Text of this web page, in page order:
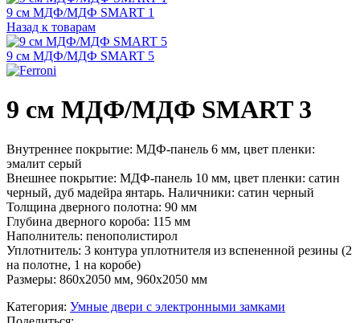
9 см МДФ/МДФ SMART 1
Назад к товарам
9 см МДФ/МДФ SMART 5
9 см МДФ/МДФ SMART 3
Внутреннее покрытие: МДФ-панель 6 мм, цвет пленки:
эмалит серый
Внешнее покрытие: МДФ-панель 10 мм, цвет пленки: сатин
черный, дуб мадейра янтарь. Наличники: сатин черный
Толщина дверного полотна: 90 мм
Глубина дверного короба: 115 мм
Наполнитель: пенополистирол
Уплотнитель: 3 контура уплотнителя из вспененной резины (2
на полотне, 1 на коробе)
Размеры: 860х2050 мм, 960х2050 мм
Категория: Умные двери с электронными замками